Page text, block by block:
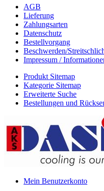
AGB
Lieferung
Zahlungsarten
Datenschutz
Bestellvorgang
Beschwerden/
Impressum /
Produkt Sitemap
Kategorie Sitemap
Erweiterte Suche
Bestellungen und
Mein Benutzerkonto